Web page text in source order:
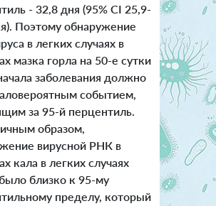
- 32,8 дня (95% CI 25,9-
Поэтому обнаружение
в легких случаях в
мазка горла на 50-е сутки
заболевания должно
событием,
за 95-й перцентиль.
образом,
вирусной РНК в
кала в легких случаях
близко к 95-му
пределу, который